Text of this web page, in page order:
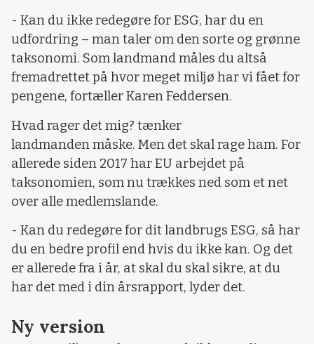
- Kan du ikke redegøre for ESG, har du en
udfordring – man taler om den sorte og grønne
taksonomi. Som landmand måles du altså
fremadrettet på hvor meget miljø har vi fået for
pengene, fortæller Karen Feddersen.
Hvad rager det mig? tænker
landmanden måske. Men det skal rage ham. For
allerede siden 2017 har EU arbejdet på
taksonomien, som nu trækkes ned som et net
over alle medlemslande.
- Kan du redegøre for dit landbrugs ESG, så har
du en bedre profil end hvis du ikke kan. Og det
er allerede fra i år, at skal du skal sikre, at du
har det med i din årsrapport, lyder det.
Ny version